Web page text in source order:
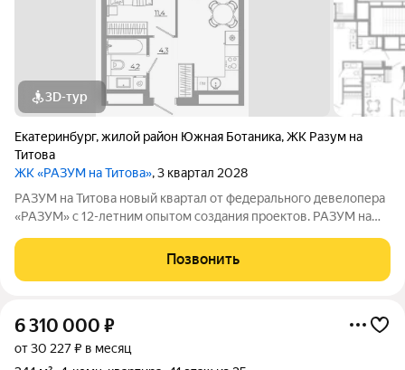
3D-тур
Екатеринбург,жилой район Южная Ботаника,ЖК Разум на
Титова
ЖК «РАЗУМ на Титова», 3 квартал 2028
РАЗУМ на Титова новый квартал от федерального девелопера
«РАЗУМ» с 12-летним опытом создания проектов. РАЗУМ на
Монтёрская, Титова и Смоленская. Квартал в Чкаловском
районе создан по концепции
Позвонить
6 310 000 ₽
от 30 227 ₽ в месяц